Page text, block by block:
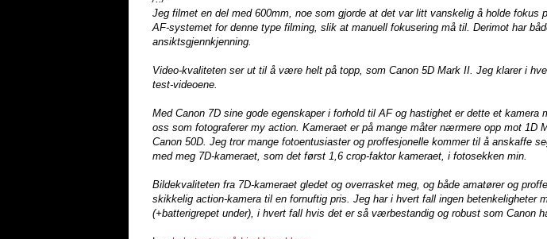
Jeg filmet en del med 600mm, noe som gjorde at det var litt vanskelig å holde fokus
AF-systemet for denne type filming, slik at manuell fokusering må til. Derimot har
ansiktsgjennkjenning.
Video-kvaliteten ser ut til å være helt på topp, som Canon 5D Mark II. Jeg klarer i
test-videoene.
Med Canon 7D sine gode egenskaper i forhold til AF og hastighet er dette et
oss som fotograferer my action. Kameraet er på mange måter nærmere opp mot 1D
Canon 50D. Jeg tror mange fotoentusiaster og proffesjonelle kommer til å anskaffe
med meg 7D-kameraet, som det først 1,6 crop-faktor kameraet, i fotosekken min.
Bildekvaliteten fra 7D-kameraet gledet og overrasket meg, og både amatører og
skikkelig action-kamera til en fornuftig pris. Jeg har i hvert fall ingen betenkeligheter
(+batterigrepet under), i hvert fall hvis det er så værbestandig og robust som Canon